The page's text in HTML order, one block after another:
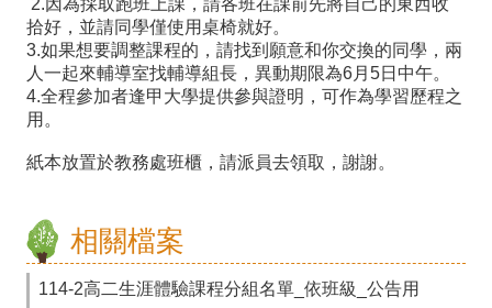
室
教
師
專
區
生
2.因為採取跑班上課，請各班在課前先將自己的東西收
拾好，並請同學僅使用桌椅就好。
3.如果想要調整課程的，請找到願意和你交換的同學，兩
人一起來輔導室找輔導組長，異動期限為6月5日中午。
4.全程參加者逢甲大學提供參與證明，可作為學習歷程之
用。
紙本放置於教務處班櫃，請派員去領取，謝謝。
相關檔案
114-2高二生涯體驗課程分組名單_依班級_公告用